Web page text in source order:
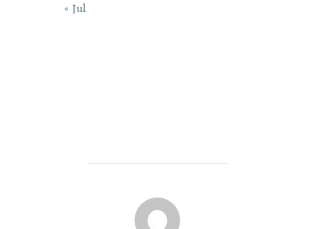
« Jul
POST AUTHOR